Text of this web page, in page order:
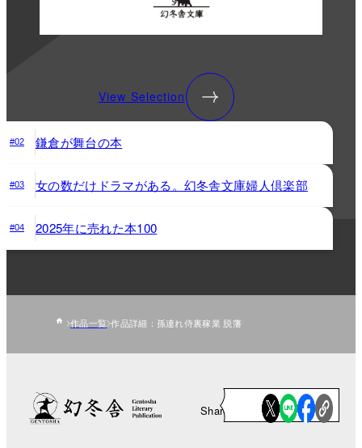
View Selection
#02 鎌倉が舞台の本
#03 女の数だけドラマがある。幻冬舎文庫婦人倶楽部
#04 2025年に売れた本100
作品一覧 作品詳細：孫連れ侍裏稼業 脱藩
Share